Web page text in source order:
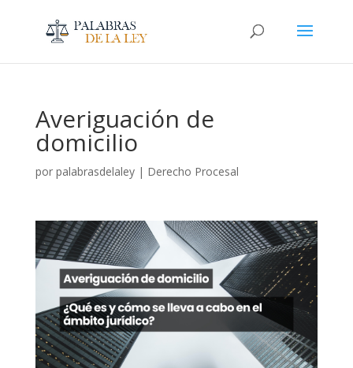
Averiguación de
domicilio
por palabrasdelaley| Derecho Procesal